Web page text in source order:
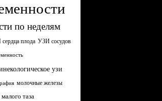
по неделям
плода УЗИ сосудов
узи
молочные железы
таза